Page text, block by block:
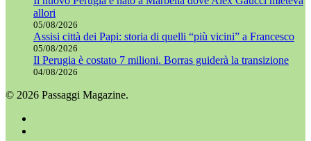
allori
05/08/2026
Assisi città dei Papi: storia di quelli “più vicini” a Francesco
05/08/2026
Il Perugia è costato 7 milioni. Borras guiderà la transizione
04/08/2026
© 2026 Passaggi Magazine.